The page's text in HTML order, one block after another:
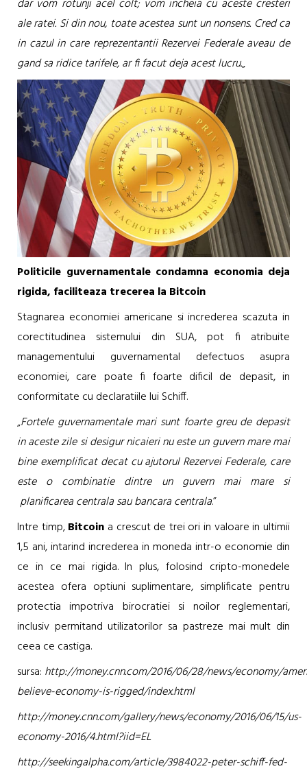
dar vom rotunji acel colt; vom incheia cu aceste cresteri
ale ratei. Si din nou, toate acestea sunt un nonsens. Cred ca
in cazul in care reprezentantii Rezervei Federale aveau de
gand sa ridice tarifele, ar fi facut deja acest lucru.„
Politicile guvernamentale condamna economia deja
rigida, faciliteaza trecerea la Bitcoin
Stagnarea economiei americane si increderea scazuta in
corectitudinea sistemului din SUA, pot fi atribuite
managementului guvernamental defectuos asupra
economiei, care poate fi foarte dificil de depasit, in
conformitate cu declaratiile lui Schiff.
„Fortele guvernamentale mari sunt foarte greu de depasit
in aceste zile si desigur nicaieri nu este un guvern mare mai
bine exemplificat decat cu ajutorul Rezervei Federale, care
este o combinatie dintre un guvern mai mare si
planificarea centrala sau bancara centrala.”
Intre timp,Bitcoin a crescut de trei ori in valoare in ultimii
1,5 ani, intarind increderea in moneda intr-o economie din
ce in ce mai rigida. In plus, folosind cripto-monedele
acestea ofera optiuni suplimentare, simplificate pentru
protectia impotriva birocratiei si noilor reglementari,
inclusiv permitand utilizatorilor sa pastreze mai mult din
ceea ce castiga.
sursa: http://money.cnn.com/2016/06/28/news/economy/
believe-economy-is-rigged/index.html
http://money.cnn.com/gallery/news/economy/2016/06/15/us-
economy-2016/4.html?iid=EL
http://seekingalpha.com/article/3984022-peter-schiff-fed-